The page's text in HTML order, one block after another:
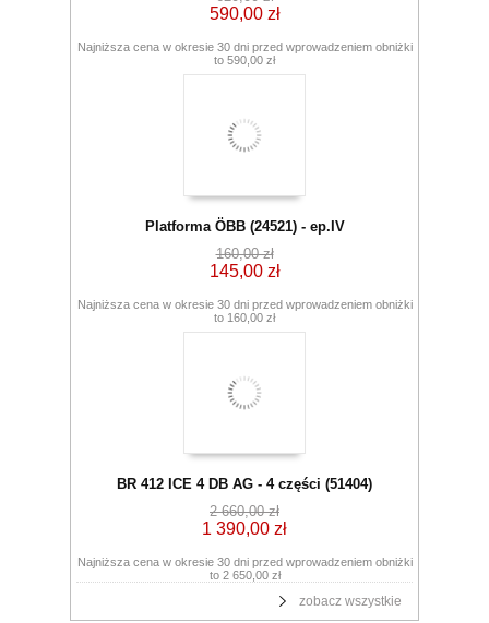
590,00 zł
Najniższa cena w okresie 30 dni przed wprowadzeniem obniżki
to 590,00 zł
Platforma ÖBB (24521) - ep.IV
160,00 zł
145,00 zł
Najniższa cena w okresie 30 dni przed wprowadzeniem obniżki
to 160,00 zł
BR 412 ICE 4 DB AG - 4 części (51404)
2 660,00 zł
1 390,00 zł
Najniższa cena w okresie 30 dni przed wprowadzeniem obniżki
to 2 650,00 zł
zobacz wszystkie